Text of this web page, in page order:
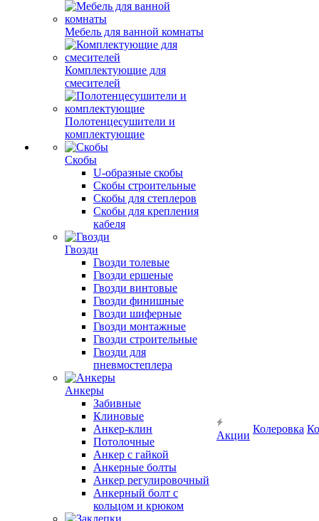
Мебель для ванной комнаты
Комплектующие для
смесителей
Полотенцесушители и
комплектующие
Скобы
U-образные скобы
Скобы строительные
Скобы для степлеров
Скобы для крепления
кабеля
Гвозди
Гвозди толевые
Гвозди ершеные
Гвозди винтовые
Гвозди финишные
Гвозди шиферные
Гвозди монтажные
Гвозди строительные
Гвозди для
пневмостеплера
Анкеры
Забивные
Клиновые
Анкер-клин
Потолочные
Анкер с гайкой
Анкерные болты
Анкер регулировочный
Анкерный болт с
кольцом и крюком
Акции
Колеровка